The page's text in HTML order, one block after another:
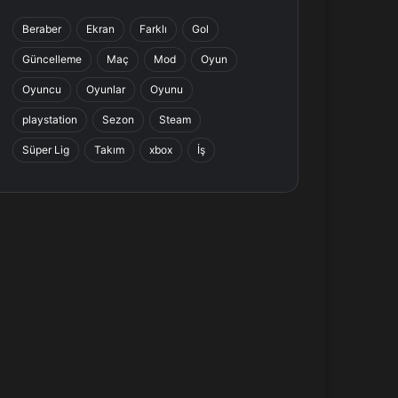
k
n
a
m
Beraber Ekran Farklı Gol
Güncelleme Maç Mod Oyun
Oyuncu Oyunlar Oyunu
playstation Sezon Steam
Süper Lig Takım xbox İş